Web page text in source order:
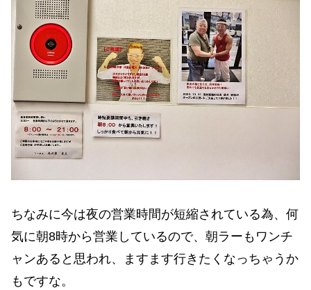
ちなみに今は夜の営業時間が短縮されている為、何
気に朝8時から営業しているので、朝ラーもワンチ
ャンあると思われ、ますます行きたくなっちゃうか
もですな。